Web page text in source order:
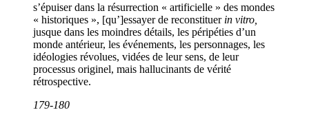
s’épuiser dans la résurrection « artificielle » des mondes
« historiques », [qu’]essayer de reconstituer in vitro,
jusque dans les moindres détails, les péripéties d’un
monde antérieur, les événements, les personnages, les
idéologies révolues, vidées de leur sens, de leur
processus originel, mais hallucinants de vérité
rétrospective.
179-180